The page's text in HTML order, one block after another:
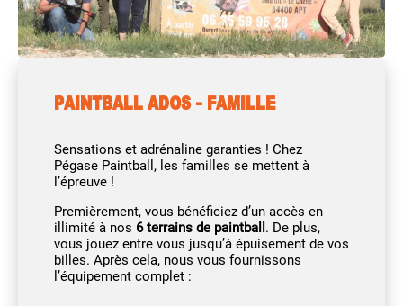
PAINTBALL ADOS - FAMILLE
Sensations et adrénaline garanties ! Chez
Pégase Paintball, les familles se mettent à
l’épreuve !
Premièrement, vous bénéficiez d’un accès en
illimité à nos 6 terrains de paintball . De plus,
vous jouez entre vous jusqu’à épuisement de vos
billes. Après cela, nous vous fournissons
l’équipement complet :